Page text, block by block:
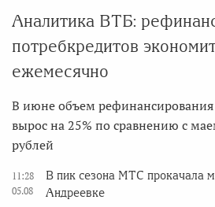
Аналитика ВТБ:
потребкредитов
ежемесячно
В июне объем
вырос на 25% по сравнению с
рублей
11:28
05.08
В пик сезона МТС прокачала
Андреевке